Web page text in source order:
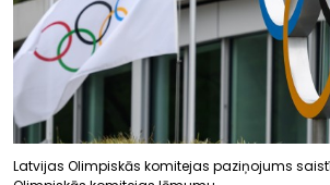
Latvijas Olimpiskās komitejas paziņojums